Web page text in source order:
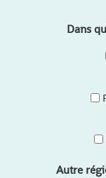
Dans
Autre